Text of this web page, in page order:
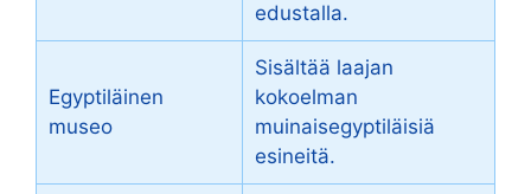
edustalla.
Egyptiläinen
museo
Sisältää laajan
kokoelman
muinaisegyptiläisiä
esineitä.